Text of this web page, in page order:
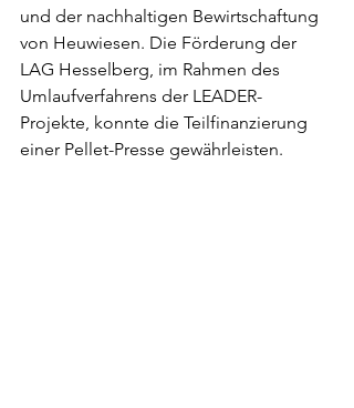
und der nachhaltigen Bewirtschaftung
von Heuwiesen. Die Förderung der
LAG Hesselberg, im Rahmen des
Umlaufverfahrens der LEADER-
Projekte, konnte die Teilfinanzierung
einer Pellet-Presse gewährleisten.